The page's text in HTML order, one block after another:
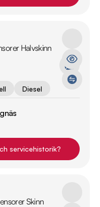
Halvskinn
Diesel
servicehistorik?
Skinn